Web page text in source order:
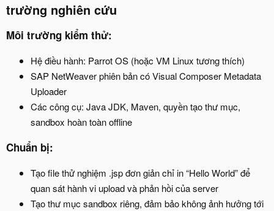
trường nghiên cứu
Môi trường kiểm thử:
Hệ điều hành: Parrot OS (hoặc VM Linux tương thích)
SAP NetWeaver phiên bản có Visual Composer Metadata
Uploader
Các công cụ: Java JDK, Maven, quyền tạo thư mục,
sandbox hoàn toàn offline
Chuẩn bị:
Tạo file thử nghiệm .jsp đơn giản chỉ in “Hello World” để
quan sát hành vi upload và phản hồi của server
Tạo thư mục sandbox riêng, đảm bảo không ảnh hưởng tới